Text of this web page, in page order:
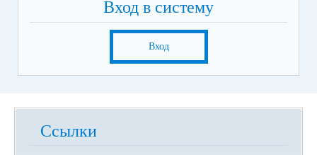
Вход в систему
Вход
Ссылки